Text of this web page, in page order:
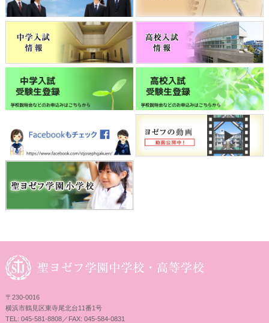
〒230-0016
横浜市鶴見区東寺尾北台11番1号
TEL: 045-581-8808／FAX: 045-584-0831